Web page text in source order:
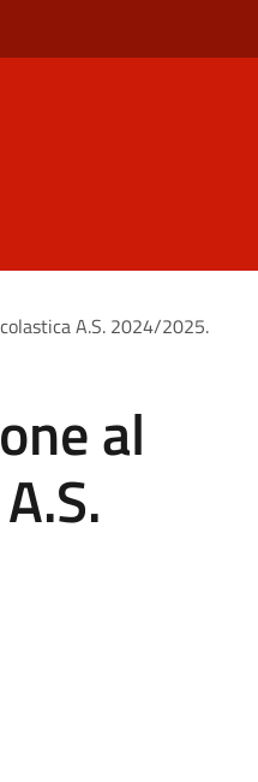
A.S. 2024/2025.
al